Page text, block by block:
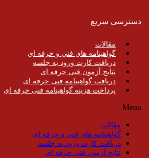
دسترسی سریع
مقالات
گواهینامه های فنی و حرفه ای
دریافت کارت ورود به جلسه
نتایج آزمون فنی حرفه ای
دریافت گواهینامه فنی حرفه ای
پرداخت هزینه گواهینامه فنی حرفه ای
Menu
مقالات
گواهینامه های فنی و حرفه ای
دریافت کارت ورود به جلسه
نتایج آزمون فنی حرفه ای